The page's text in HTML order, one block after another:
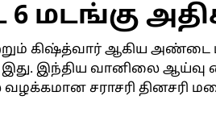
மடங்கு
கிஷ்த்வார் ஆகிய
இது. இந்திய வானிலை
சராசரி தினசரி